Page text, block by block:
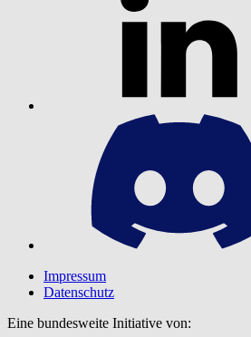
Impressum
Datenschutz
Eine bundesweite Initiative von: